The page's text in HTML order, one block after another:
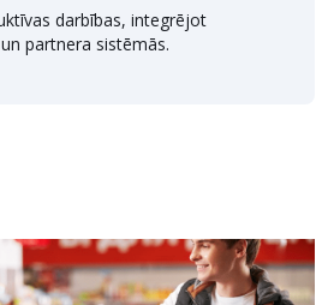
darbības, integrējot
partnera sistēmās.